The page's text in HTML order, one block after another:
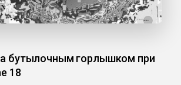
бутылочным горлышком при
18